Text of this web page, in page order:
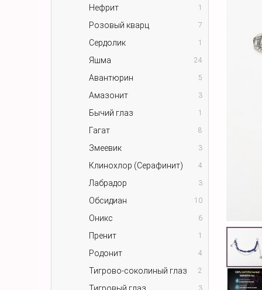
Нефрит 1
Розовый кварц 7
Сердолик 1
Яшма 24
Авантюрин 5
Амазонит 3
Бычий глаз 1
Гагат 8
Змеевик 3
Клинохлор (Серафинит) 4
Лабрадор 3
Обсидиан 10
Оникс 6
Пренит 1
Родонит 4
Тигрово-соколиный глаз 2
Тигровый глаз 3